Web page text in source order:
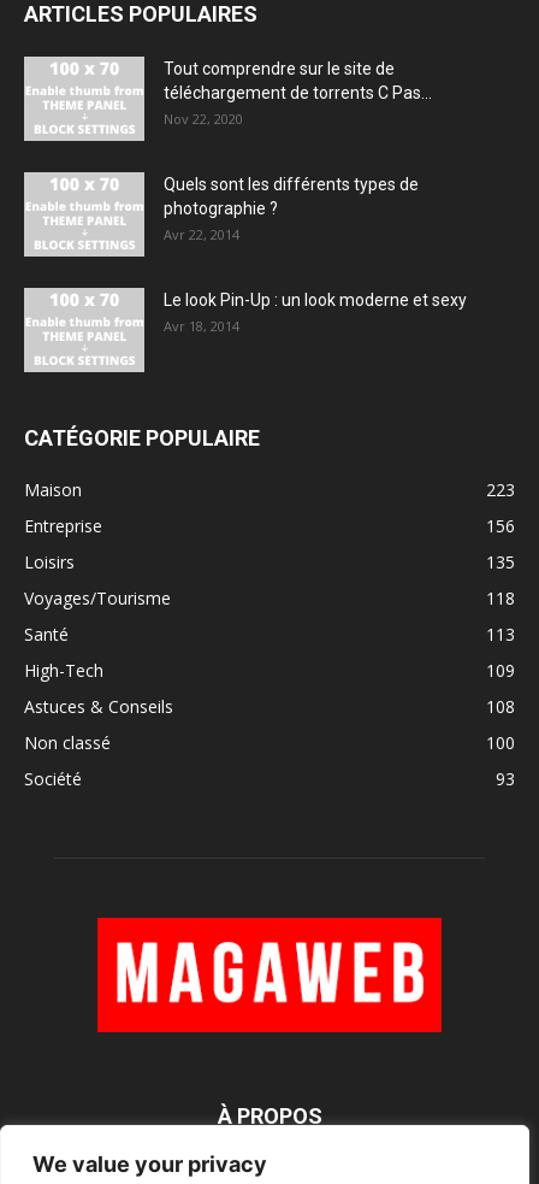
We value your privacy
ARTICLES POPULAIRES
Tout comprendre sur le site de
téléchargement de torrents C Pas...
Nov 22, 2020
Quels sont les différents types de
photographie ?
Avr 22, 2014
Le look Pin-Up : un look moderne et sexy
Avr 18, 2014
CATÉGORIE POPULAIRE
Maison
223
Entreprise
156
Loisirs
135
Voyages/Tourisme
118
Santé
113
High-Tech
109
Astuces & Conseils
108
Non classé
100
Société
93
À PROPOS